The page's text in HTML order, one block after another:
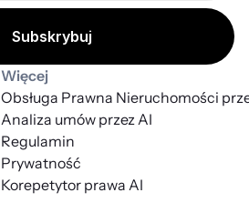
Więcej
Regulamin
Analiza umów przez AI
Korepetytor prawa AI
Prywatność
Obsługa Prawna Nieruchomości